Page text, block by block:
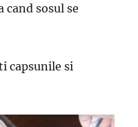
cand sosul se
capsunile si